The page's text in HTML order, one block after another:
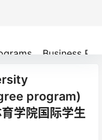
Business
program)
学院国际学生